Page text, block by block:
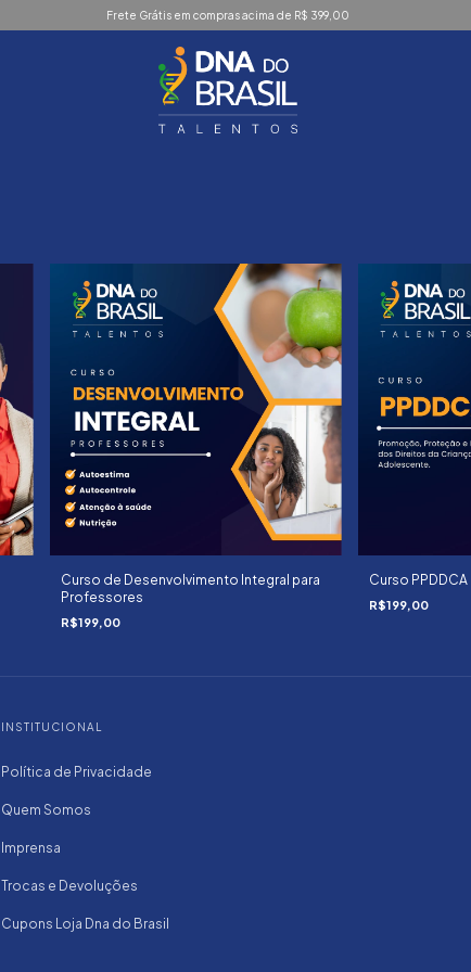
Frete Grátis em compras acima de R$ 399,00
Curso de Desenvolvimento Integral para
Professores
R$199,00
Curso PPDDCA
R$199,00
INSTITUCIONAL
Política de Privacidade
Quem Somos
Imprensa
Trocas e Devoluções
Cupons Loja Dna do Brasil